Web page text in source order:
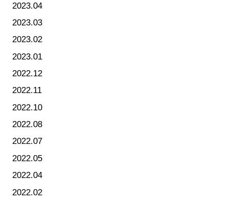
2023.04
2023.03
2023.02
2023.01
2022.12
2022.11
2022.10
2022.08
2022.07
2022.05
2022.04
2022.02